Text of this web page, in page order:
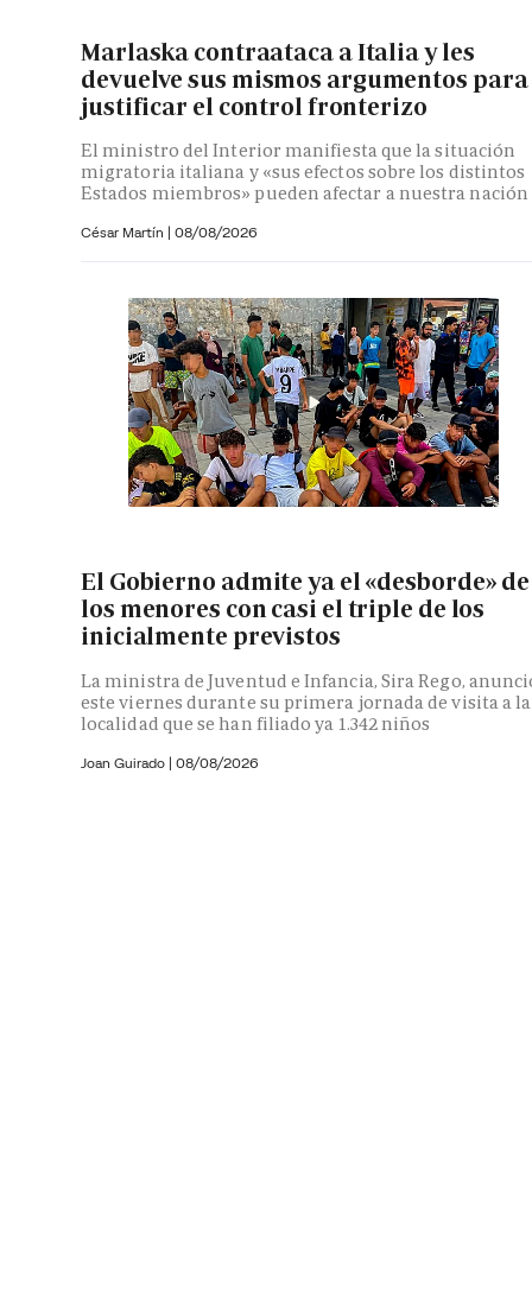
Marlaska contraataca a Italia y les
devuelve sus mismos argumentos para
justificar el control fronterizo
El ministro del Interior manifiesta que la situación
migratoria italiana y «sus efectos sobre los distintos
Estados miembros» pueden afectar a nuestra nación
César Martín | 08/08/2026
El Gobierno admite ya el «desborde» de
los menores con casi el triple de los
inicialmente previstos
La ministra de Juventud e Infancia, Sira Rego,
este viernes durante su primera jornada de visita a la
localidad que se han filiado ya 1.342 niños
Joan Guirado | 08/08/2026